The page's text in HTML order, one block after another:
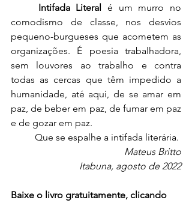
Intifada Literal
é um murro no
comodismo de classe, nos desvios
pequeno-burgueses que acometem as
organizações. É poesia trabalhadora,
sem louvores ao trabalho e contra
todas as cercas que têm impedido a
humanidade, até aqui, de se amar em
paz, de beber em paz, de fumar em paz
e de gozar em paz.
	Que se espalhe a intifada literária.
Mateus Britto
Itabuna, agosto de 2022
Baixe o livro gratuitamente, clicando